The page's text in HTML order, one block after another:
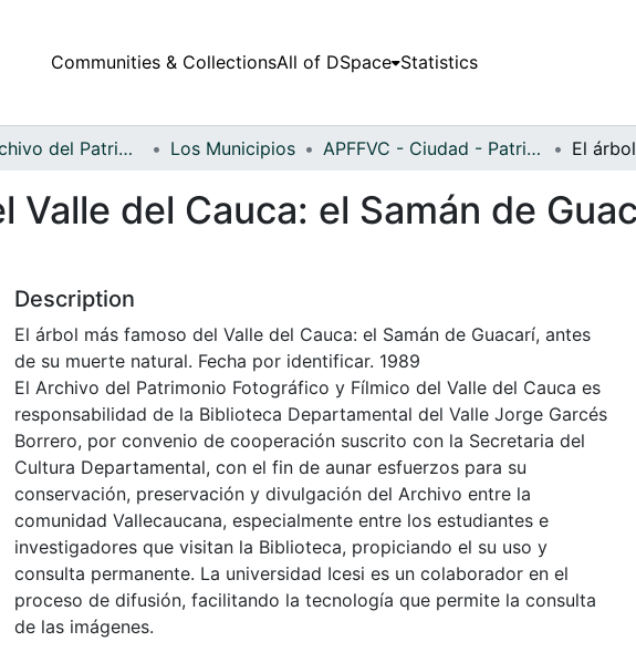
Communities & CollectionsAll of DSpace Statistics
Fondo Archivo del Patrimonio Fotográfico y Fílmico del Valle del Cauca Los Municipios APFFVC - Ciudad - Patrimonial
Valle del Cauca: el Samán de
Description
El árbol más famoso del Valle del Cauca: el Samán de Guacarí, antes
de su muerte natural. Fecha por identificar. 1989
El Archivo del Patrimonio Fotográfico y Fílmico del Valle del Cauca es
responsabilidad de la Biblioteca Departamental del Valle Jorge Garcés
Borrero, por convenio de cooperación suscrito con la Secretaria del
Cultura Departamental, con el fin de aunar esfuerzos para su
conservación, preservación y divulgación del Archivo entre la
comunidad Vallecaucana, especialmente entre los estudiantes e
investigadores que visitan la Biblioteca, propiciando el su uso y
consulta permanente. La universidad Icesi es un colaborador en el
proceso de difusión, facilitando la tecnología que permite la consulta
de las imágenes.